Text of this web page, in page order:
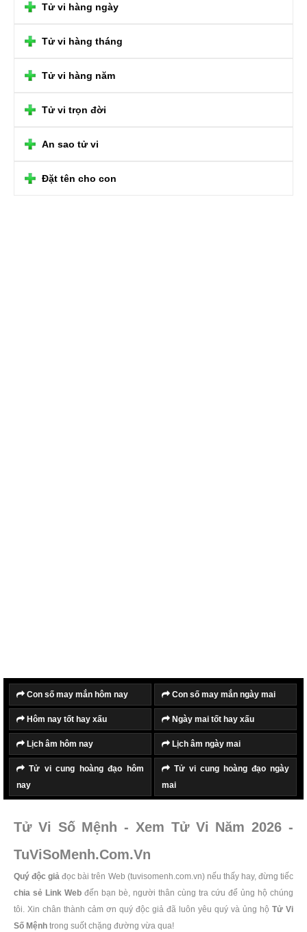
Tử vi hàng ngày
Tử vi hàng tháng
Tử vi hàng năm
Tử vi trọn đời
An sao tử vi
Đặt tên cho con
Con số may mắn hôm nay Con số may mắn ngày mai
Hôm nay tốt hay xấu Ngày mai tốt hay xấu
Lịch âm hôm nay Lịch âm ngày mai
Tử vi cung hoàng đạo hôm
nay
Tử vi cung hoàng đạo ngày
mai
Tử Vi Số Mệnh - Xem Tử Vi Năm 2026 -
TuViSoMenh.Com.Vn
Quý độc giả đọc bài trên Web (tuvisomenh.com.vn) nếu thấy hay, đừng tiếc
chia sẻ Link Web đến bạn bè, người thân cùng tra cứu để ủng hộ chúng
tôi. Xin chân thành cảm ơn quý độc giả đã luôn yêu quý và ủng hộ Tử Vi
Số Mệnh trong suốt chặng đường vừa qua!